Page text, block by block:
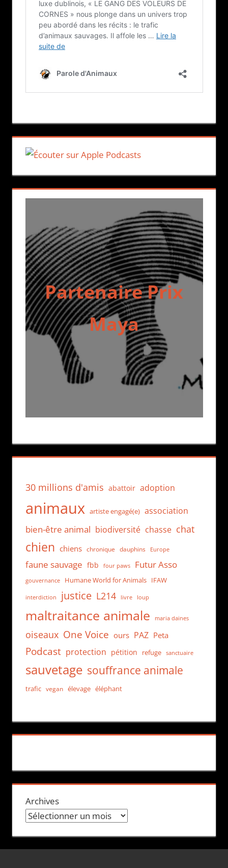
Partenaire Prix
Maya
30 millions d'amis abattoir adoption
animaux artiste engagé(e) association
bien-être animal biodiversité chasse chat
chien chiens chronique dauphins Europe
faune sauvage fbb four paws Futur Asso
gouvernance Humane World for Animals IFAW
interdiction justice L214 livre loup
maltraitance animale maria daines
oiseaux One Voice ours PAZ Peta
Podcast protection pétition refuge sanctuaire
sauvetage souffrance animale
trafic vegan élevage éléphant
Archives